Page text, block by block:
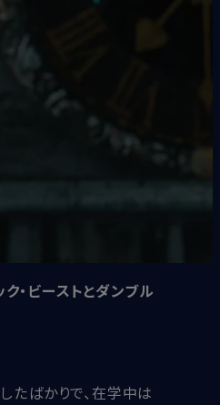
・ビーストとダンブル
たばかりで、在学中は